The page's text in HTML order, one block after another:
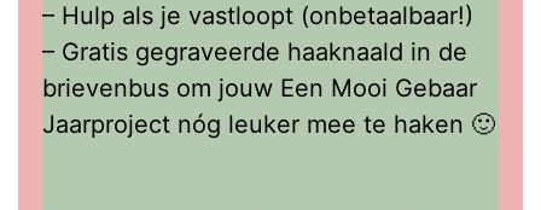
– Hulp als je vastloopt (onbetaalbaar!)
– Gratis gegraveerde haaknaald in de
brievenbus om jouw Een Mooi Gebaar
Jaarproject nóg leuker mee te haken 🙂